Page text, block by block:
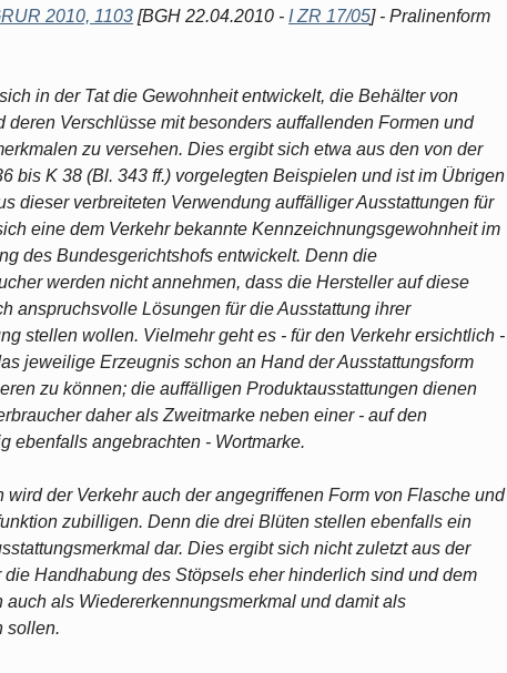
2010, 1103 [BGH 22.04.2010 - I ZR 17/05] - Pralinenform
in der Tat die Gewohnheit entwickelt, die Behälter von
deren Verschlüsse mit besonders auffallenden Formen und
zu versehen. Dies ergibt sich etwa aus den von der
bis K 38 (Bl. 343 ff.) vorgelegten Beispielen und ist im Übrigen
dieser verbreiteten Verwendung auffälliger Ausstattungen für
eine dem Verkehr bekannte Kennzeichnungsgewohnheit im
des Bundesgerichtshofs entwickelt. Denn die
werden nicht annehmen, dass die Hersteller auf diese
anspruchsvolle Lösungen für die Ausstattung ihrer
stellen wollen. Vielmehr geht es - für den Verkehr ersichtlich -
jeweilige Erzeugnis schon an Hand der Ausstattungsform
zu können; die auffälligen Produktausstattungen dienen
daher als Zweitmarke neben einer - auf den
ebenfalls angebrachten - Wortmarke.
wird der Verkehr auch der angegriffenen Form von Flasche und
zubilligen. Denn die drei Blüten stellen ebenfalls ein
dar. Dies ergibt sich nicht zuletzt aus der
Handhabung des Stöpsels eher hinderlich sind und dem
auch als Wiedererkennungsmerkmal und damit als
sollen.